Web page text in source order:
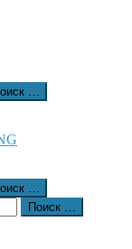
…
…
Поиск …